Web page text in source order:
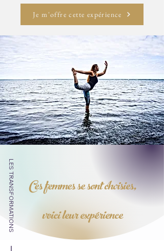
Je m'offre cette expérience
Ces femmes se sont choisies,
voici leur expérience
LES TRANSFORMATIONS